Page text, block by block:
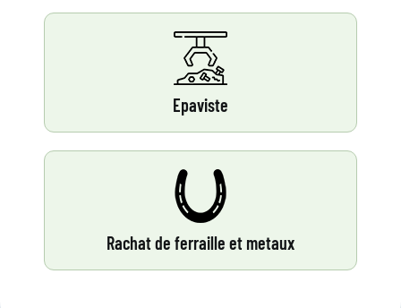
Epaviste
Rachat de ferraille et metaux